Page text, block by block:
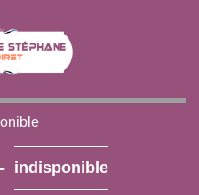
- indisponible